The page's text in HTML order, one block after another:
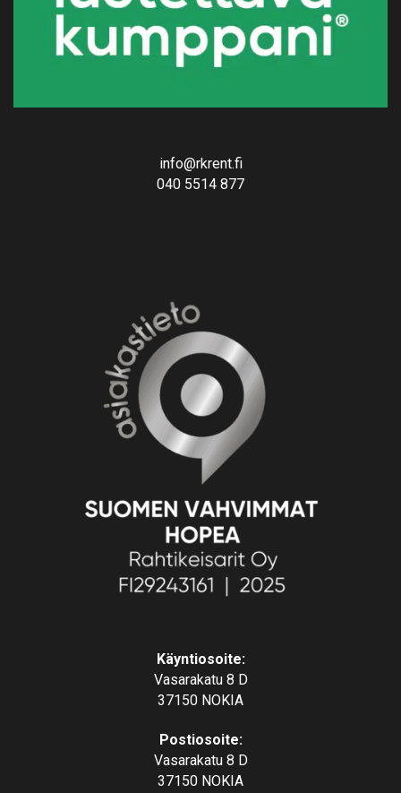
info@rkrent.fi
040 5514 877
Käyntiosoite:
Vasarakatu 8 D
37150 NOKIA
Postiosoite:
Vasarakatu 8 D
37150 NOKIA